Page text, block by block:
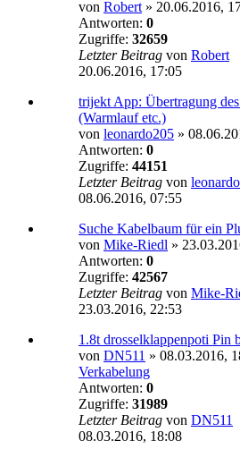
von Robert » 20.06.2016,
Antworten: 0
Zugriffe: 32659
Letzter Beitrag von Robert
20.06.2016, 17:05
trijekt App: Übertragung
(Warmlauf etc.)
von leonardo205 »
Antworten: 0
Zugriffe: 44151
Letzter Beitrag von
08.06.2016, 07:55
Suche Kabelbaum für ein
von Mike-Riedl »
Antworten: 0
Zugriffe: 42567
Letzter Beitrag von Mike-
23.03.2016, 22:53
1.8t drosselklappenpoti Pin
von DN511 » 08.03.2016,
Verkabelung
Antworten: 0
Zugriffe: 31989
Letzter Beitrag von DN511
08.03.2016, 18:08